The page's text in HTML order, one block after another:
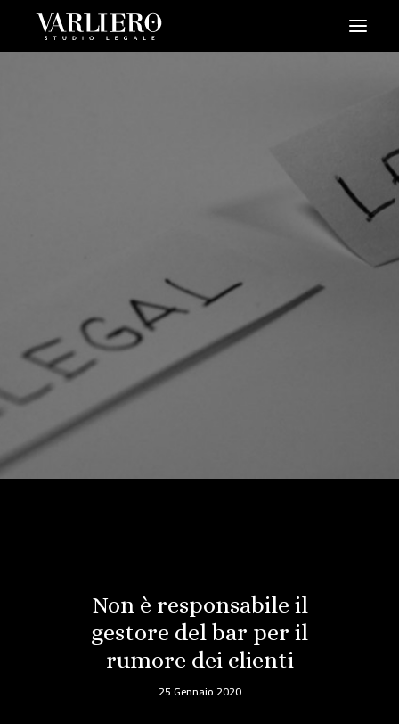
PRENDI UN APPUNTAMENTO
Non è responsabile il
gestore del bar per il
rumore dei clienti
25 Gennaio 2020